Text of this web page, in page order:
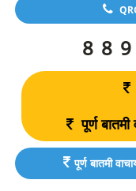
पूर्ण
पूर्ण बातमी